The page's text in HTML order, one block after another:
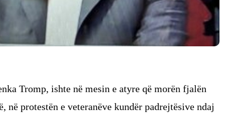
Tromp, ishte në mesin e atyre që morën fjalën
në protestën e veteranëve kundër padrejtësive ndaj